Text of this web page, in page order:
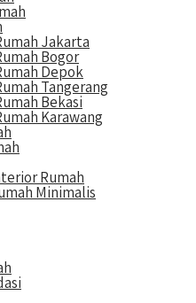
Jakarta
Bogor
Depok
Tangerang
Bekasi
Karawang
Rumah
Minimalis